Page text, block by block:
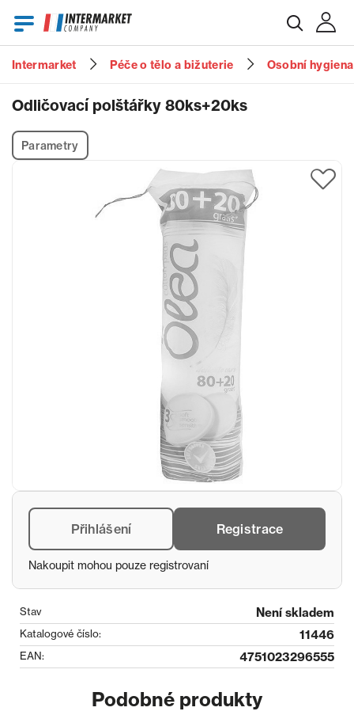
Heslo
Zapomenuté heslo?
Intermarket Péče o tělo a bižuterie Osobní hygiena
Odličovací polštářky 80ks+20ks
Parametry
Přihlášení Registrace
Nakoupit mohou pouze registrovaní
Stav Není skladem
Katalogové číslo: 11446
EAN: 4751023296555
Podobné produkty